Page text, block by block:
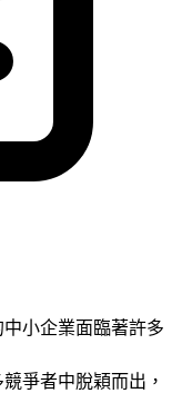
小企業面臨著許多
爭者中脫穎而出，